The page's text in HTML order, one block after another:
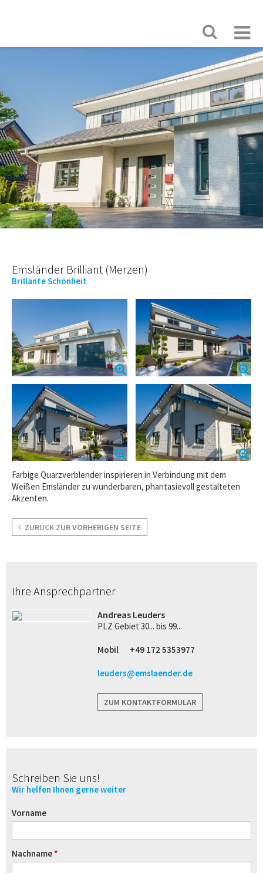
Emsländer Brilliant (Merzen)
Brillante Schönheit
Farbige Quarzverblender inspirieren in Verbindung mit dem
Weißen Emsländer zu wunderbaren, phantasievoll gestalteten
Akzenten.
ZURÜCK ZUR VORHERIGEN SEITE
Ihre Ansprechpartner
Andreas Leuders
PLZ Gebiet 30... bis 99...
Mobil +49 172 5353977
leuders@emslaender.de
ZUM KONTAKTFORMULAR
Schreiben Sie uns!
Wir helfen Ihnen gerne weiter
Vorname
Nachname